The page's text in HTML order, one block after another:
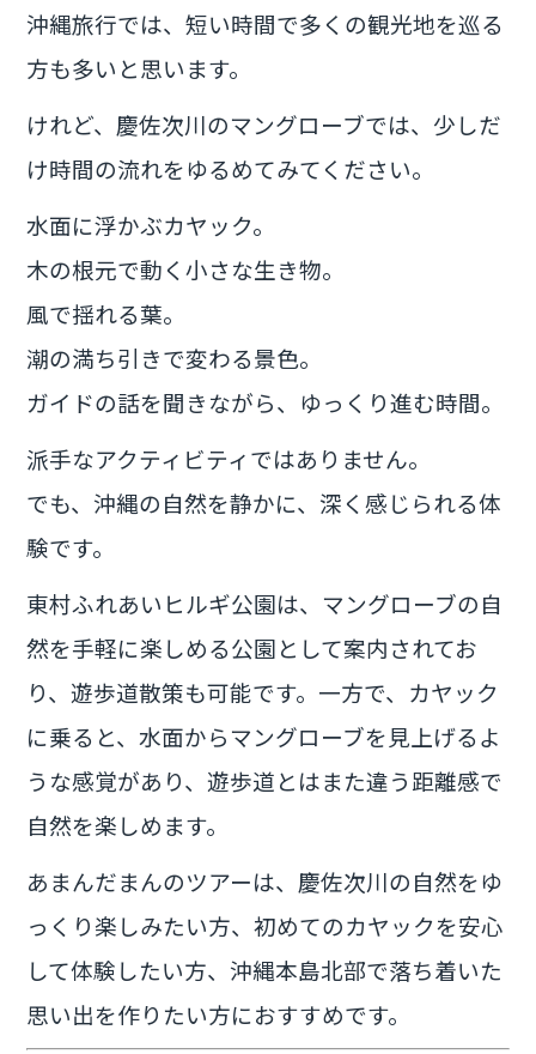
沖縄旅行では、短い時間で多くの観光地を巡る
方も多いと思います。
けれど、慶佐次川のマングローブでは、少しだ
け時間の流れをゆるめてみてください。
水面に浮かぶカヤック。
木の根元で動く小さな生き物。
風で揺れる葉。
潮の満ち引きで変わる景色。
ガイドの話を聞きながら、ゆっくり進む時間。
派手なアクティビティではありません。
でも、沖縄の自然を静かに、深く感じられる体
験です。
東村ふれあいヒルギ公園は、マングローブの自
然を手軽に楽しめる公園として案内されてお
り、遊歩道散策も可能です。一方で、カヤック
に乗ると、水面からマングローブを見上げるよ
うな感覚があり、遊歩道とはまた違う距離感で
自然を楽しめます。
あまんだまんのツアーは、慶佐次川の自然をゆ
っくり楽しみたい方、初めてのカヤックを安心
して体験したい方、沖縄本島北部で落ち着いた
思い出を作りたい方におすすめです。